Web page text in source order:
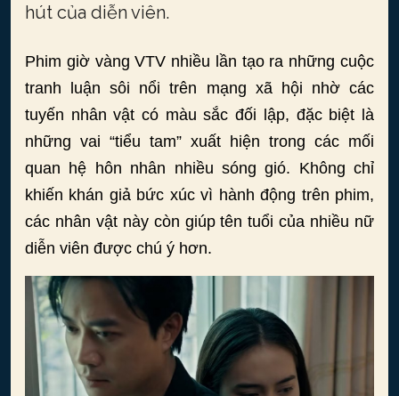
hút của diễn viên.
Phim giờ vàng VTV nhiều lần tạo ra những cuộc
tranh luận sôi nổi trên mạng xã hội nhờ các
tuyến nhân vật có màu sắc đối lập, đặc biệt là
những vai “tiểu tam” xuất hiện trong các mối
quan hệ hôn nhân nhiều sóng gió. Không chỉ
khiến khán giả bức xúc vì hành động trên phim,
các nhân vật này còn giúp tên tuổi của nhiều nữ
diễn viên được chú ý hơn.